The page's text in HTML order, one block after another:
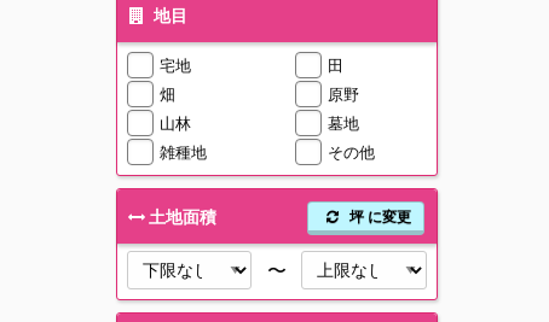
地目
宅地
田
畑
原野
山林
墓地
雑種地
その他
土地面積 坪 に変更
〜